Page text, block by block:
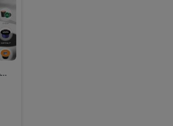
MACHINE A CAFE MAXIMUS 4 EN 1 CAPSULE NOIR BLANC SDDM-W542